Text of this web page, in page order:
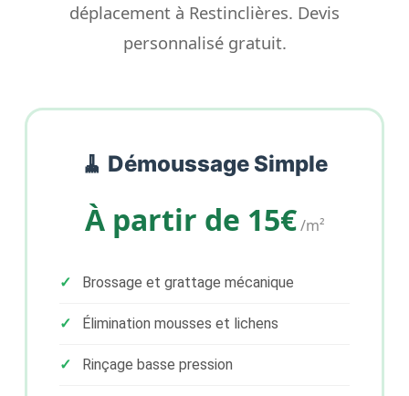
déplacement à Restinclières. Devis
personnalisé gratuit.
🧹 Démoussage Simple
À partir de 15€/m²
Brossage et grattage mécanique
Élimination mousses et lichens
Rinçage basse pression